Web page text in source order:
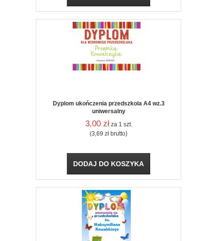
Dyplom ukończenia przedszkola A4 wz.3
uniwersalny
3,00 złza 1 szt.
(3,69 zł brutto)
DODAJ DO KOSZYKA